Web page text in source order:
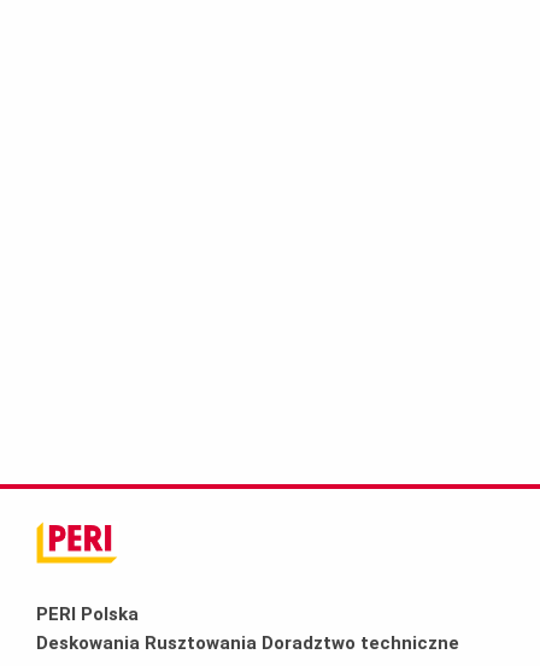
PERI Polska
Deskowania Rusztowania Doradztwo techniczne